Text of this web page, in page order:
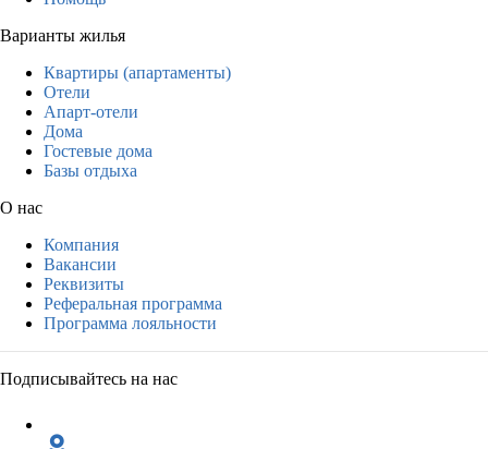
Варианты жилья
Квартиры (апартаменты)
Отели
Апарт-отели
Дома
Гостевые дома
Базы отдыха
О нас
Компания
Вакансии
Реквизиты
Реферальная программа
Программа лояльности
Подписывайтесь на нас